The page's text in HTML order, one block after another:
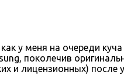
у меня на очереди
поколечив
лицензионных) после